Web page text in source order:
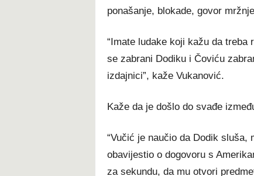
ponašanje, blokade, govor
“Imate ludake koji kažu da
se zabrani Dodiku i Čoviću
izdajnici”, kaže Vukanović.
Kaže da je došlo do svađe
“Vučić je naučio da Dodik sluša,
obavijestio o dogovoru s
za sekundu, da mu otvori